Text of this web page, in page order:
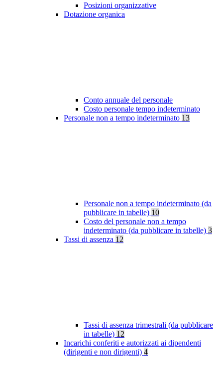
Posizioni organizzative
Dotazione organica
Conto annuale del personale
Costo personale tempo indeterminato
Personale non a tempo indeterminato 13
Personale non a tempo indeterminato (da
pubblicare in tabelle) 10
Costo del personale non a tempo
indeterminato (da pubblicare in tabelle) 3
Tassi di assenza 12
Tassi di assenza trimestrali (da pubblicare
in tabelle) 12
Incarichi conferiti e autorizzati ai dipendenti
(dirigenti e non dirigenti) 4